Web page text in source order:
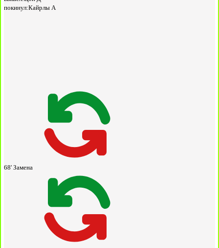
покинул:Кайрлы А
68' Замена